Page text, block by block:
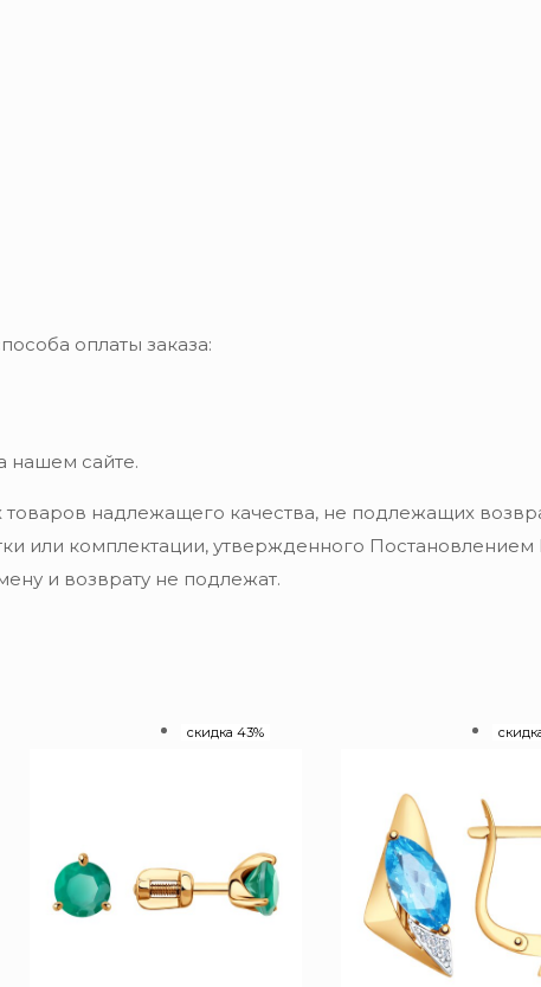
оплаты заказа:
нашем сайте.
надлежащего качества, не подлежащих
или комплектации, утвержденного
и возврату не подлежат.
скидка 43%